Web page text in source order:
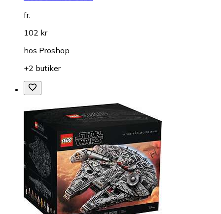
fr.
102 kr
hos Proshop
+2 butiker